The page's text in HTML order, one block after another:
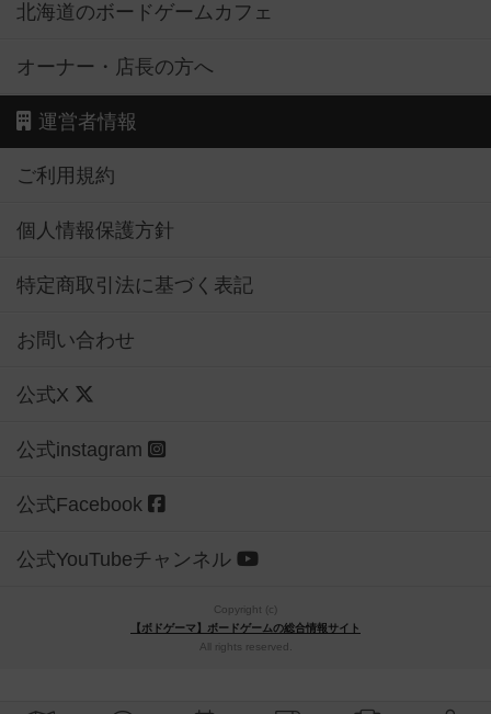
北海道のボードゲームカフェ
オーナー・店長の方へ
運営者情報
ご利用規約
個人情報保護方針
特定商取引法に基づく表記
お問い合わせ
公式X
公式instagram
公式Facebook
公式YouTubeチャンネル
Copyright (c)
【ボドゲーマ】ボードゲームの総合情報サイト
All rights reserved.